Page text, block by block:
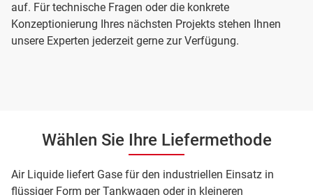
auf. Für technische Fragen oder die konkrete
Konzeptionierung Ihres nächsten Projekts stehen Ihnen
unsere Experten jederzeit gerne zur Verfügung.
Wählen Sie Ihre Liefermethode
Air Liquide liefert Gase für den industriellen Einsatz in
flüssiger Form per Tankwagen oder in kleineren